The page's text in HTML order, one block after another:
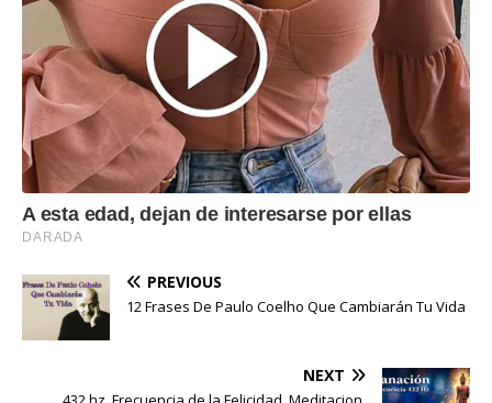
PREVIOUS
12 Frases De Paulo Coelho Que Cambiarán Tu Vida
NEXT